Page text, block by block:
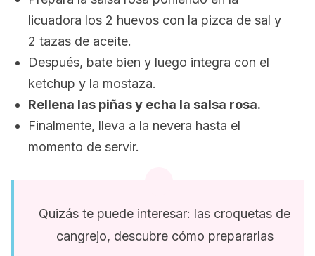
licuadora los 2 huevos con la pizca de sal y
2 tazas de aceite.
Después, bate bien y luego integra con el
ketchup y la mostaza.
Rellena las piñas y echa la salsa rosa.
Finalmente, lleva a la nevera hasta el
momento de servir.
Quizás te puede interesar: las croquetas de
cangrejo, descubre cómo prepararlas